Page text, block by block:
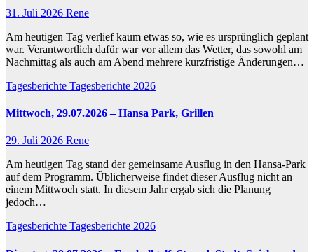
31. Juli 2026 Rene
Am heutigen Tag verlief kaum etwas so, wie es ursprünglich geplant
war. Verantwortlich dafür war vor allem das Wetter, das sowohl am
Nachmittag als auch am Abend mehrere kurzfristige Änderungen…
Tagesberichte Tagesberichte 2026
Mittwoch, 29.07.2026 – Hansa Park, Grillen
29. Juli 2026 Rene
Am heutigen Tag stand der gemeinsame Ausflug in den Hansa-Park
auf dem Programm. Üblicherweise findet dieser Ausflug nicht an
einem Mittwoch statt. In diesem Jahr ergab sich die Planung
jedoch…
Tagesberichte Tagesberichte 2026